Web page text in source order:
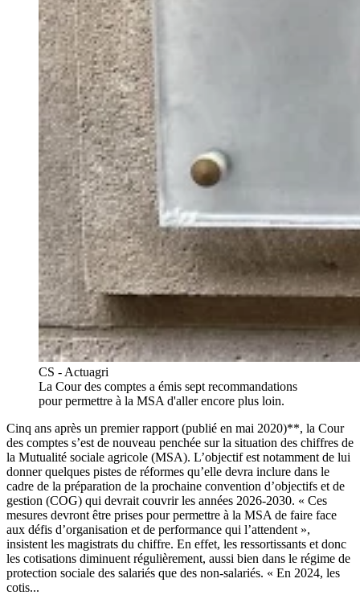
CS - Actuagri
La Cour des comptes a émis sept recommandations
pour permettre à la MSA d'aller encore plus loin.
Cinq ans après un premier rapport (publié en mai 2020)**, la Cour
des comptes s’est de nouveau penchée sur la situation des chiffres de
la Mutualité sociale agricole (MSA). L’objectif est notamment de lui
donner quelques pistes de réformes qu’elle devra inclure dans le
cadre de la préparation de la prochaine convention d’objectifs et de
gestion (COG) qui devrait couvrir les années 2026-2030. « Ces
mesures devront être prises pour permettre à la MSA de faire face
aux défis d’organisation et de performance qui l’attendent »,
insistent les magistrats du chiffre. En effet, les ressortissants et donc
les cotisations diminuent régulièrement, aussi bien dans le régime de
protection sociale des salariés que des non-salariés. « En 2024, les
cotis...